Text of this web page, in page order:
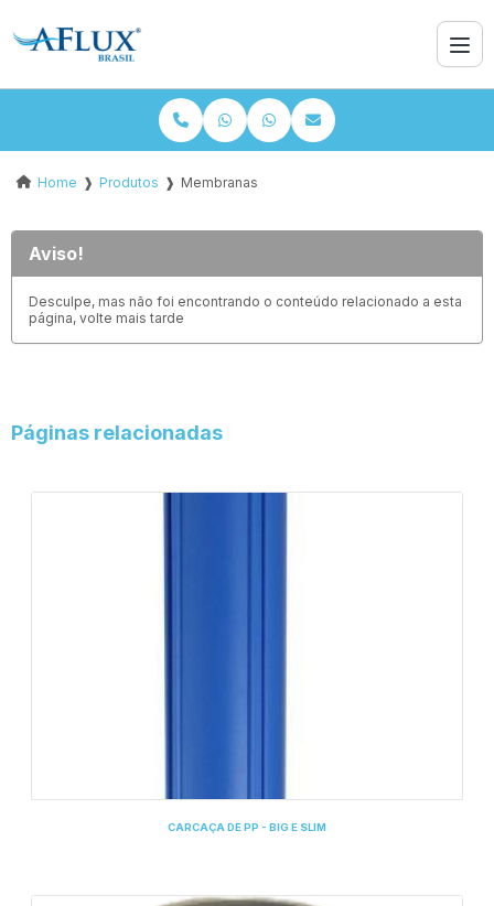
Home ❱ Produtos ❱ Membranas
Aviso!
Desculpe, mas não foi encontrando o conteúdo relacionado a esta
página, volte mais tarde
Páginas relacionadas
CARCAÇA DE PP - BIG E SLIM